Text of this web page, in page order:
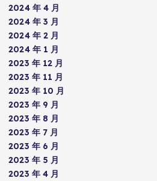
2024 年 4 月
2024 年 3 月
2024 年 2 月
2024 年 1 月
2023 年 12 月
2023 年 11 月
2023 年 10 月
2023 年 9 月
2023 年 8 月
2023 年 7 月
2023 年 6 月
2023 年 5 月
2023 年 4 月